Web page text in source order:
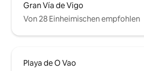
Gran Vía de Vigo
Von 28 Einheimischen empfohlen
Playa de O Vao